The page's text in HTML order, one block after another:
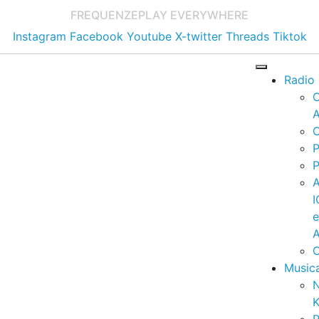
FREQUENZEPLAY EVERYWHERE
Instagram Facebook Youtube X-twitter Threads Tiktok
Radio
e